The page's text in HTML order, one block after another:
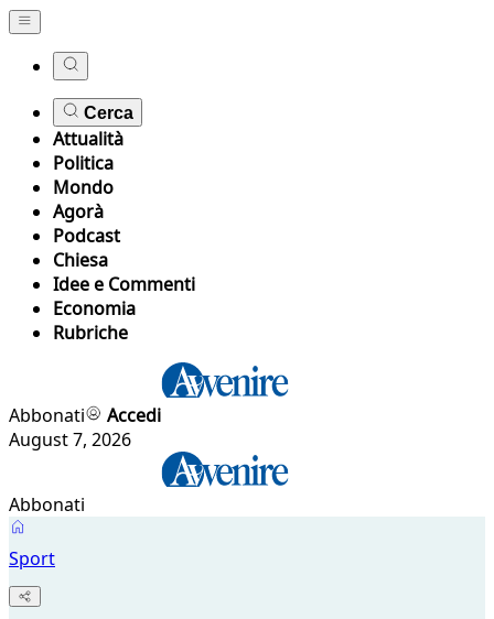
Cerca
Attualità
Politica
Mondo
Agorà
Podcast
Chiesa
Idee e Commenti
Economia
Rubriche
Abbonati
Accedi
August 7, 2026
Abbonati
Sport